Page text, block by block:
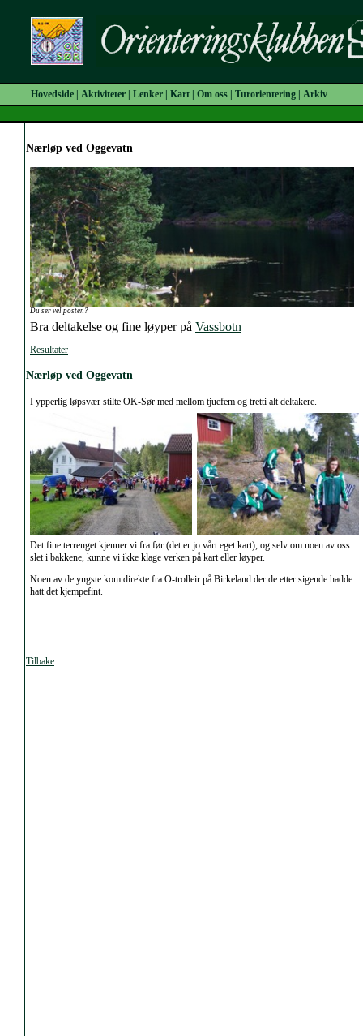
Hovedside Aktiviteter Lenker Kart Om oss Turorientering Arkiv
Nærløp ved Oggevatn
Du ser vel posten?
Bra deltakelse og fine løyper på Vassbotn
Resultater
Nærløp ved Oggevatn
I ypperlig løpsvær stilte OK-Sør med mellom tjuefem og tretti alt deltakere.
Det fine terrenget kjenner vi fra før (det er jo vårt eget kart), og selv om noen av oss
slet i bakkene, kunne vi ikke klage verken på kart eller løyper.
Noen av de yngste kom direkte fra O-trolleir på Birkeland der de etter sigende hadde
hatt det kjempefint.
Tilbake